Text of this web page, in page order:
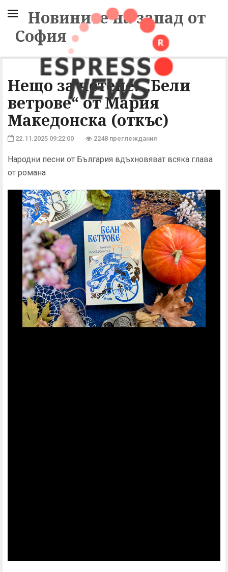
Новините на запад от
София
Нещо за четене: „Бели
ветрове“ от Мария
Македонска (откъс)
22.11.2025 09:22:00 2248 преглеждания
Народни песни от България вдъхновяват всяка глава
от романа